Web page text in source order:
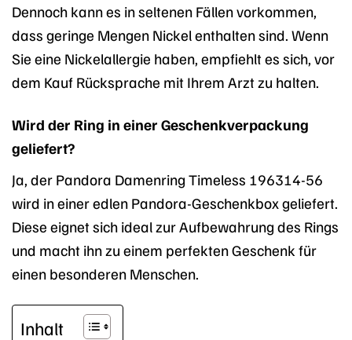
Dennoch kann es in seltenen Fällen vorkommen,
dass geringe Mengen Nickel enthalten sind. Wenn
Sie eine Nickelallergie haben, empfiehlt es sich, vor
dem Kauf Rücksprache mit Ihrem Arzt zu halten.
Wird der Ring in einer Geschenkverpackung
geliefert?
Ja, der Pandora Damenring Timeless 196314-56
wird in einer edlen Pandora-Geschenkbox geliefert.
Diese eignet sich ideal zur Aufbewahrung des Rings
und macht ihn zu einem perfekten Geschenk für
einen besonderen Menschen.
Inhalt